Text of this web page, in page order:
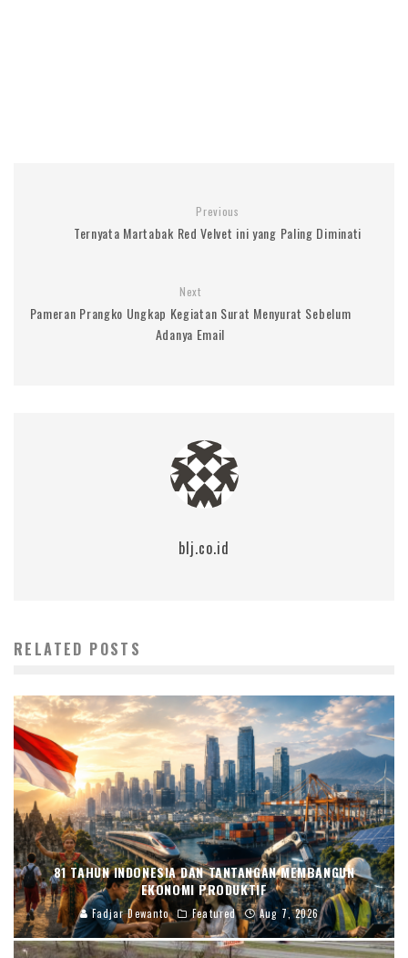
Previous
Ternyata Martabak Red Velvet ini yang Paling Diminati
Next
Pameran Prangko Ungkap Kegiatan Surat Menyurat Sebelum
Adanya Email
blj.co.id
RELATED POSTS
81 TAHUN INDONESIA DAN TANTANGAN MEMBANGUN
EKONOMI PRODUKTIF
Fadjar Dewanto Featured Aug 7, 2026